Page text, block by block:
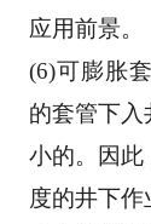
应用前景。
(6)可膨胀
的套管下
小的。因
度的井下